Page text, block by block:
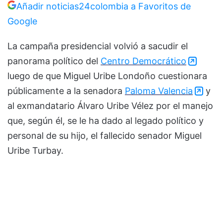
Añadir noticias24colombia a Favoritos de
Google
La campaña presidencial volvió a sacudir el
panorama político del Centro Democrático
luego de que Miguel Uribe Londoño cuestionara
públicamente a la senadora Paloma Valencia
y
al exmandatario Álvaro Uribe Vélez por el manejo
que, según él, se le ha dado al legado político y
personal de su hijo, el fallecido senador Miguel
Uribe Turbay.